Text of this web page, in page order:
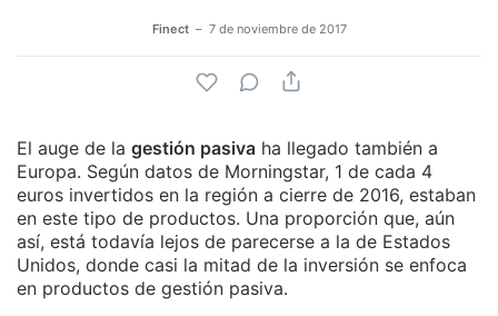
Finect 7 de noviembre de 2017
El auge de la gestión pasiva ha llegado también a
Europa. Según datos de Morningstar, 1 de cada 4
euros invertidos en la región a cierre de 2016, estaban
en este tipo de productos. Una proporción que, aún
así, está todavía lejos de parecerse a la de Estados
Unidos, donde casi la mitad de la inversión se enfoca
en productos de gestión pasiva.